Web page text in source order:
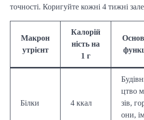
точності. Коригуйте кожні 4 тижні
Макрон
утрієнт
Калорій
ність на
1 г
Білки 4 ккал
цтво
зів,
они,